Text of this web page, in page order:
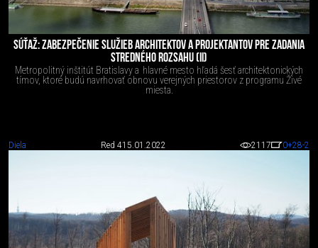
SÚŤAŽ: ZABEZPEČENIE SLUŽIEB ARCHITEKTOV A PROJEKTANTOV PRE ZADANIA
STREDNÉHO ROZSAHU (II)
Metropolitný inštitút Bratislavy a hlavné mesto hľadá šesť architektonických
tímov, ktoré budú navrhovať obnovu verejných priestorov z programu Živé
miesta.
Diela Red 415.01.2022 2117 0+28-2